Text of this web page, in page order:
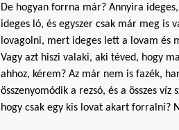
De hogyan forrna már? Annyira
ideges ló, és egyszer csak már meg is
lovagolni, mert ideges lett a lovam és
Vagy azt hiszi valaki, aki téved, hogy
ahhoz, kérem? Az már nem is fazék,
összenyomódik a rezsó, és a összes
hogy csak egy kis lovat akart forralni?